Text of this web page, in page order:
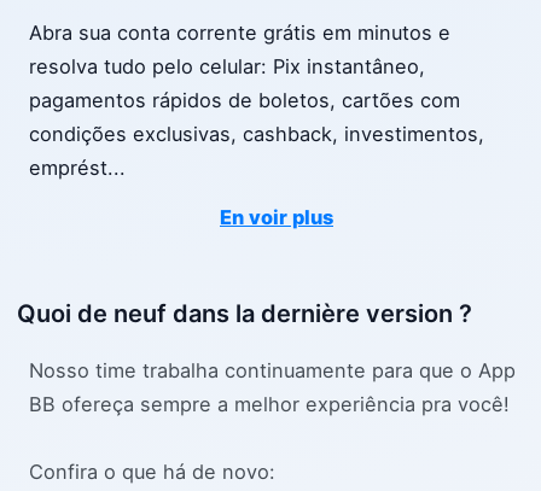
Abra sua conta corrente grátis em minutos e
resolva tudo pelo celular: Pix instantâneo,
pagamentos rápidos de boletos, cartões com
condições exclusivas, cashback, investimentos,
emprést...
En voir plus
Quoi de neuf dans la dernière version ?
Nosso time trabalha continuamente para que o App
BB ofereça sempre a melhor experiência pra você!
Confira o que há de novo: